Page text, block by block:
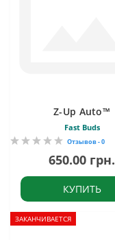
Z-Up Auto™
Fast Buds
Отзывов - 0
650.00 грн.
КУПИТЬ
ЗАКАНЧИВАЕТСЯ